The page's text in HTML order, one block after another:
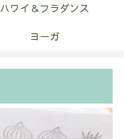
ハワイ＆フラダンス
ヨーガ